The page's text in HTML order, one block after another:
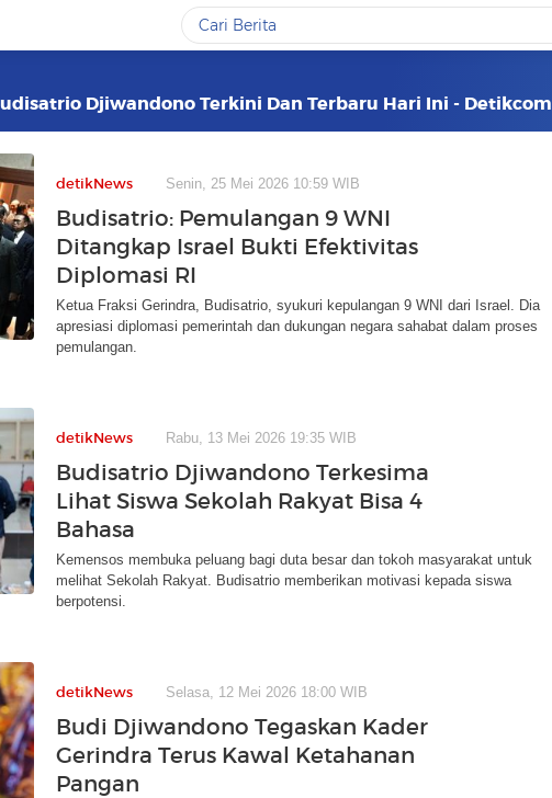
Djiwandono Terkini Dan Terbaru Hari Ini - Detikcom
detikNews Senin, 25 Mei 2026 10:59 WIB
Budisatrio: Pemulangan 9 WNI
Ditangkap Israel Bukti Efektivitas
Diplomasi RI
Ketua Fraksi Gerindra, Budisatrio, syukuri kepulangan 9 WNI dari Israel. Dia
apresiasi diplomasi pemerintah dan dukungan negara sahabat dalam proses
pemulangan.
detikNews Rabu, 13 Mei 2026 19:35 WIB
Budisatrio Djiwandono Terkesima
Lihat Siswa Sekolah Rakyat Bisa 4
Bahasa
Kemensos membuka peluang bagi duta besar dan tokoh masyarakat untuk
melihat Sekolah Rakyat. Budisatrio memberikan motivasi kepada siswa
berpotensi.
detikNews Selasa, 12 Mei 2026 18:00 WIB
Budi Djiwandono Tegaskan Kader
Gerindra Terus Kawal Ketahanan
Pangan